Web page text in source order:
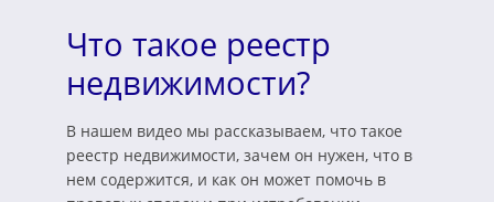
Что такое реестр
недвижимости?
В нашем видео мы рассказываем, что такое
реестр недвижимости, зачем он нужен, что в
нем содержится, и как он может помочь в